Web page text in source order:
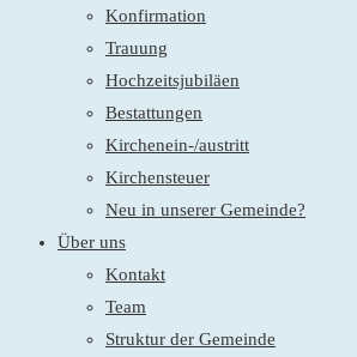
Konfirmation
Trauung
Hochzeitsjubiläen
Bestattungen
Kirchenein-/austritt
Kirchensteuer
Neu in unserer Gemeinde?
Über uns
Kontakt
Team
Struktur der Gemeinde